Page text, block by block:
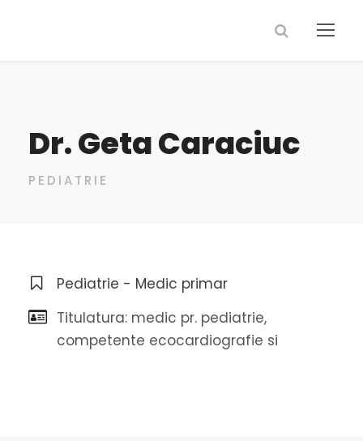
Dr. Geta Caraciuc
PEDIATRIE
Pediatrie - Medic primar
Titulatura: medic pr. pediatrie,
competente ecocardiografie si